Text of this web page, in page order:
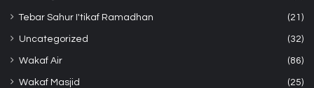
Tebar Sahur I'tikaf Ramadhan (21)
Uncategorized (32)
Wakaf Air (86)
Wakaf Masjid (25)